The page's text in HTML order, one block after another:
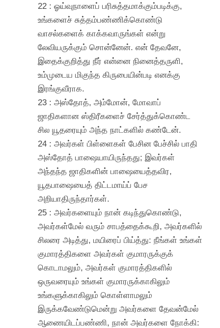
22 : ஓய்வுநாளைப் பரிசுத்தமாக்கும்படிக்கு,
உங்களைச் சுத்தம்பண்ணிக்கொண்டு
வாசல்களைக் காக்கவாருங்கள் என்று
லேவியருக்கும் சொன்னேன். என் தேவனே,
இதைக்குறித்து நீர் என்னை நினைத்தருளி,
உம்முடைய மிகுந்த கிருபையின்படி எனக்கு
இரங்குவீராக.
23 : அஸ்தோத், அம்மோன், மோவாப்
ஜாதிகளான ஸ்திரீகளைச் சேர்த்துக்கொண்ட
சில யூதரையும் அந்த நாட்களில் கண்டேன்.
24 : அவர்கள் பிள்ளைகள் பேசின பேச்சில் பாதி
அஸ்தோத் பாஷையாயிருந்தது; இவர்கள்
அந்தந்த ஜாதிகளின் பாஷையைத்தவிர,
யூதபாஷையைத் திட்டமாய்ப் பேச
அறியாதிருந்தார்கள்.
25 : அவர்களையும் நான் கடிந்துகொண்டு,
அவர்கள்மேல் வரும் சாபத்தைக்கூறி, அவர்களில்
சிலரை அடித்து, மயிரைப் பிய்த்து: நீங்கள் உங்கள்
குமாரத்திகளை அவர்கள் குமாரருக்குக்
கொடாமலும், அவர்கள் குமாரத்திகளில்
ஒருவரையும் உங்கள் குமாரருக்காகிலும்
உங்களுக்காகிலும் கொள்ளாமலும்
இருக்கவேண்டுமென்று அவர்களை தேவன்மேல்
ஆணையிடப்பண்ணி, நான் அவர்களை நோக்கி: